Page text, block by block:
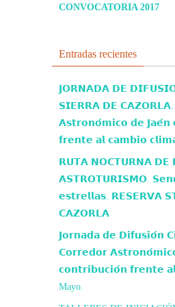
CONVOCATORIA 2017
Entradas recientes
𝗝𝗢𝗥𝗡𝗔𝗗𝗔 𝗗𝗘
𝗦𝗜𝗘𝗥𝗥𝗔 𝗗𝗘 𝗖𝗔𝗭𝗢𝗥𝗟𝗔.
𝗔𝘀𝘁𝗿𝗼𝗻𝗼́𝗺𝗶𝗰𝗼 𝗱𝗲
𝗳𝗿𝗲𝗻𝘁𝗲 𝗮𝗹 𝗰𝗮𝗺𝗯𝗶𝗼
𝗥𝗨𝗧𝗔 𝗡𝗢𝗖𝗧𝗨𝗥𝗡𝗔 𝗗𝗘
𝗔𝗦𝗧𝗥𝗢𝗧𝗨𝗥𝗜𝗦𝗠𝗢.
𝗲𝘀𝘁𝗿𝗲𝗹𝗹𝗮𝘀. 𝗥𝗘𝗦𝗘𝗥𝗩𝗔
𝗖𝗔𝗭𝗢𝗥𝗟𝗔
𝗝𝗼𝗿𝗻𝗮𝗱𝗮 𝗱𝗲 𝗗𝗶𝗳𝘂𝘀𝗶𝗼́𝗻
𝗖𝗼𝗿𝗿𝗲𝗱𝗼𝗿
𝗰𝗼𝗻𝘁𝗿𝗶𝗯𝘂𝗰𝗶𝗼́𝗻 𝗳𝗿𝗲𝗻𝘁𝗲
Mayo.